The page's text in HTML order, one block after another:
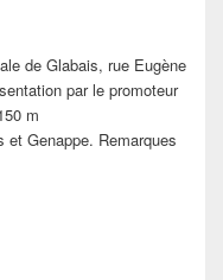
de Glabais, rue Eugène
par le promoteur
m
et Genappe. Remarques